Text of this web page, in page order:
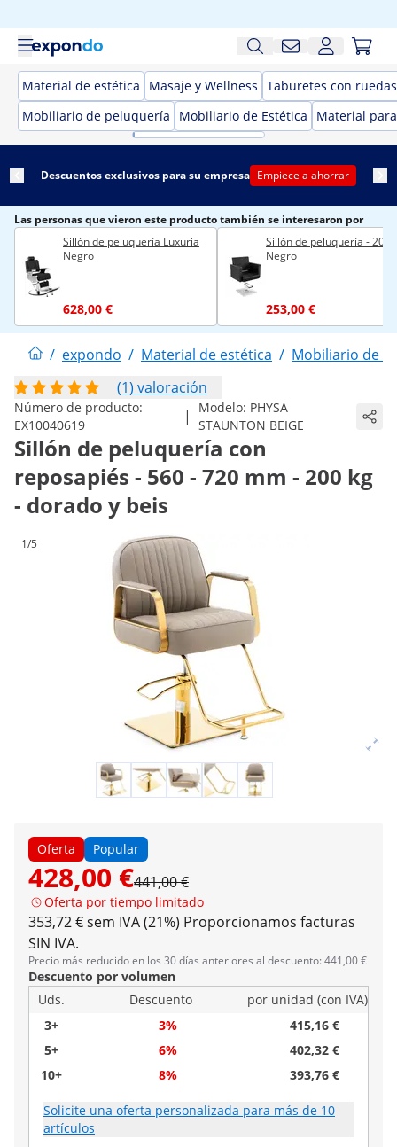
Material de estética Masaje y Wellness Taburetes con
Mobiliario de peluquería
Mobiliario de Estética Material
Descuentos exclusivos para su empresa Empiece a ahorrar
Las personas que vieron este producto también se interesaron por
Sillón de peluquería Luxuria
Negro
628,00 €
Sillón de peluquería - 200
Negro
253,00 €
/ expondo / Material de estética / Mobiliario de
(1) valoración
Número de producto:
EX10040619
| Modelo: PHYSA
STAUNTON BEIGE
Sillón de peluquería con
reposapiés - 560 - 720 mm - 200 kg
- dorado y beis
1/5
Oferta Popular
428,00 €441,00 €
Oferta por tiempo limitado
353,72 € sem IVA (21%) Proporcionamos facturas
SIN IVA.
Precio más reducido en los 30 días anteriores al descuento: 441,00 €
Descuento por volumen
Uds.
Descuento
por unidad (con IVA)
3+
3%
415,16 €
5+
6%
402,32 €
10+
8% 393,76 €
Solicite una oferta personalizada para más de 10
artículos